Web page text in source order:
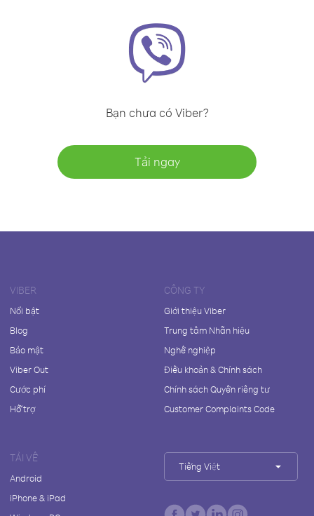
Bạn chưa có Viber?
Tải ngay
VIBER
Nổi bật
Blog
Bảo mật
Viber Out
Cước phí
Hỗ trợ
CÔNG TY
Giới thiệu Viber
Trung tâm Nhãn hiệu
Nghề nghiệp
Điều khoản & Chính sách
Chính sách Quyền riêng tư
Customer Complaints Code
TẢI VỀ
Android
iPhone & iPad
Tiếng Việt